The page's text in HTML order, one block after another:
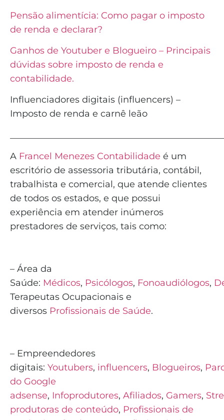
Pensão alimentícia: Como pagar o imposto
de renda e declarar?
Ganhos de Youtuber e Blogueiro – Principais
dúvidas sobre imposto de renda e
contabilidade.
Influenciadores digitais (influencers) –
Imposto de renda e carnê leão
A Francel Menezes Contabilidade é um
escritório de assessoria tributária, contábil,
trabalhista e comercial, que atende clientes
de todos os estados, e que possui
experiência em atender inúmeros
prestadores de serviços, tais como:
– Área da
Saúde: Médicos, Psicólogos, Fonoaudiólogos,
Terapeutas Ocupacionais e
diversos Profissionais de Saúde.
– Empreendedores
digitais: Youtubers, influencers, Blogueiros,
do Google
adsense, Infoprodutores, Afiliados, Gamers,
produtoras de conteúdo, Profissionais de